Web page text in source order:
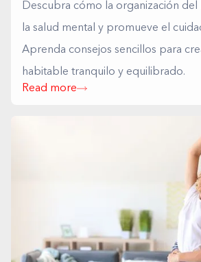
Descubra cómo la organización del
la salud mental y promueve el
Aprenda consejos sencillos para
habitable tranquilo y equilibrado.
Read more